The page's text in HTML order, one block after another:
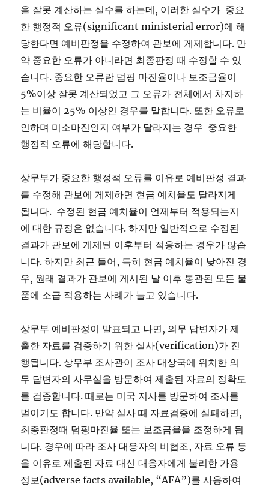
을 잘못 계산하는 실수를 하는데, 이러한 실수가 중요
한 행정적 오류(significant ministerial error)에 해
당한다면 예비판정을 수정하여 관보에 게제합니다. 만
약 중요한 오류가 아니라면 최종판정 때 수정할 수 있
습니다. 중요한 오류란 덤핑 마진율이나 보조금율이
5%이상 잘못 계산되었고 그 오류가 전체에서 차지하
는 비율이 25% 이상인 경우를 말합니다. 또한 오류로
인하며 미소마진인지 여부가 달라지는 경우 중요한
행정적 오류에 해당합니다.
상무부가 중요한 행정적 오류를 이유로 예비판정 결과
를 수정해 관보에 게제하면 현금 예치율도 달라지게
됩니다. 수정된 현금 예치율이 언제부터 적용되는지
에 대한 규정은 없습니다. 하지만 일반적으로 수정된
결과가 관보에 게제된 이후부터 적용하는 경우가 많습
니다. 하지만 최근 들어, 특히 현금 예치율이 낮아진 경
우, 원래 결과가 관보에 게시된 날 이후 통관된 모든 물
품에 소급 적용하는 사례가 늘고 있습니다.
상무부 예비판정이 발표되고 나면, 의무 답변자가 제
출한 자료를 검증하기 위한 실사(verification)가 진
행됩니다. 상무부 조사관이 조사 대상국에 위치한 의
무 답변자의 사무실을 방문하여 제출된 자료의 정확도
를 검증합니다. 때로는 미국 지사를 방문하여 조사를
벌이기도 합니다. 만약 실사 때 자료검증에 실패하면,
최종판정때 덤핑마진율 또는 보조금율을 조정하게 됩
니다. 경우에 따라 조사 대응자의 비협조, 자료 오류 등
을 이유로 제출된 자료 대신 대응자에게 불리한 가용
정보(adverse facts available, “AFA”)를 사용하여